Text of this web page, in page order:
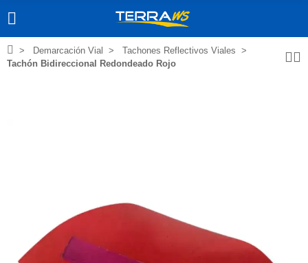
Demarcación Vial
Tachones Reflectivos Viales
Tachón Bidireccional Redondeado Rojo